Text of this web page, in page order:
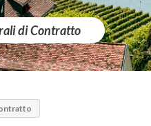
di Contratto